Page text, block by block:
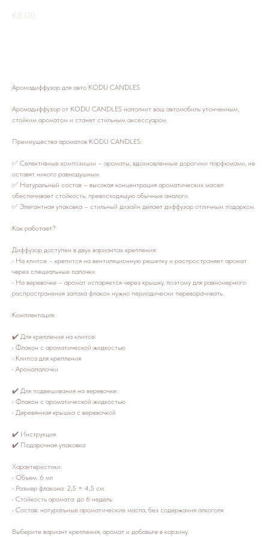
Аромадиффузор для авто KODU CANDLES
Аромадиффузор от KODU CANDLES наполнит ваш автомобиль утонченным,
стойким ароматом и станет стильным аксессуаром.
Преимущества ароматов KODU CANDLES:
✅ Селективные композиции – ароматы, вдохновленные дорогими парфюмами, не
оставят никого равнодушным.
✅ Натуральный состав – высокая концентрация ароматических масел
обеспечивает стойкость, превосходящую обычные аналоги.
✅ Элегантная упаковка – стильный дизайн делает диффузор отличным подарком.
Как работает?
Диффузор доступен в двух вариантах крепления:
• На клипсе – крепится на вентиляционную решетку и распространяет аромат
через специальные палочки.
• На веревочке – аромат испаряется через крышку, поэтому для равномерного
распространения запаха флакон нужно периодически переворачивать.
Комплектация:
✔️ Для крепления на клипсе:
• Флакон с ароматической жидкостью
• Клипса для крепления
• Аромапалочки
✔️ Для подвешивания на веревочке:
• Флакон с ароматической жидкостью
• Деревянная крышка с веревочкой
✔️ Инструкция
✔️ Подарочная упаковка
Характеристики:
• Объем: 6 мл
• Размер флакона: 2,5 × 4,5 см
• Стойкость аромата: до 6 недель
• Состав: натуральные ароматические масла, без содержания алкоголя
Выберите вариант крепления, аромат и добавьте в корзину.